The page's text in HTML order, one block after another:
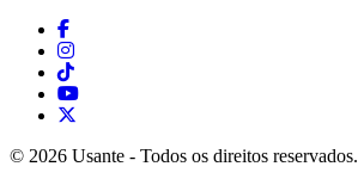
© 2026 Usante - Todos os direitos reservados.